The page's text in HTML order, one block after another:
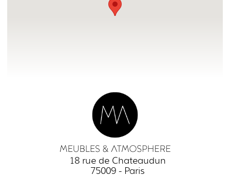
18 rue de Chateaudun
75009 - Paris